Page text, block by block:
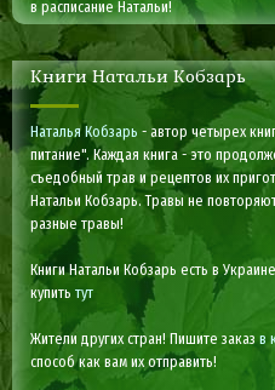
в расписание Натальи!
Книги Натальи Кобзарь
Наталья Кобзарь - автор четырех
питание". Каждая книга - это
съедобный трав и рецептов их
Натальи Кобзарь. Травы не
разные травы!
Книги Натальи Кобзарь есть в
купитьтут
Жители других стран! Пишите заказв
способ как вам их отправить!